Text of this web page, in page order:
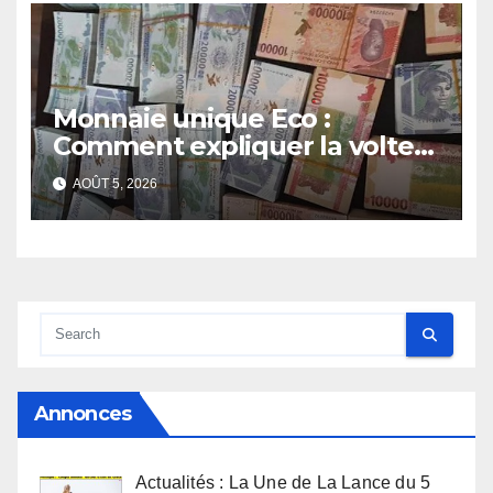
Monnaie unique Eco :
Comment expliquer la volte-
face de la Guinée
AOÛT 5, 2026
Annonces
Actualités : La Une de La Lance du 5